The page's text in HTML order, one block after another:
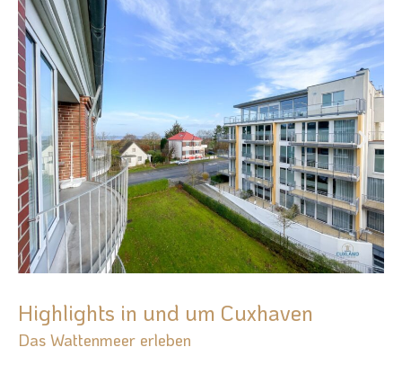
Highlights in und um Cuxhaven
Das Wattenmeer erleben